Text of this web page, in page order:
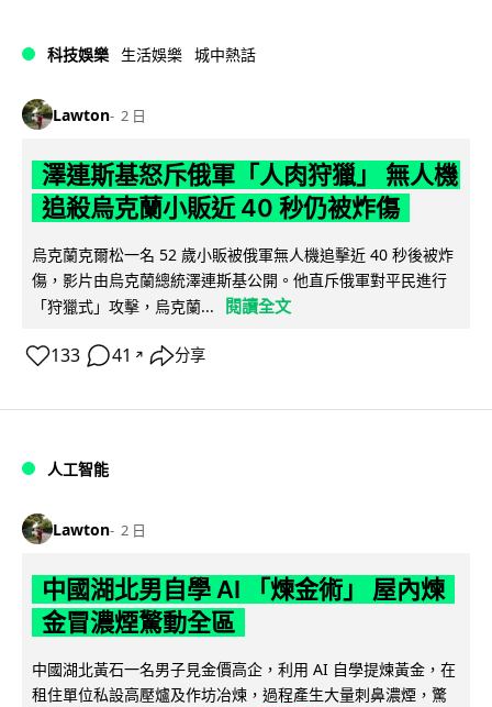
科技娛樂 生活娛樂 城中熱話
Lawton 2 日
澤連斯基怒斥俄軍「人肉狩獵」 無人機
追殺烏克蘭小販近 40 秒仍被炸傷
烏克蘭克爾松一名 52 歲小販被俄軍無人機追擊近 40 秒後被炸
傷，影片由烏克蘭總統澤連斯基公開。他直斥俄軍對平民進行
「狩獵式」攻擊，烏克蘭...
閱讀全文
133 41 ↗ 分享
人工智能
Lawton 2 日
中國湖北男自學 AI 「煉金術」 屋內煉
金冒濃煙驚動全區
中國湖北黃石一名男子見金價高企，利用 AI 自學提煉黃金，在
租住單位私設高壓爐及作坊冶煉，過程產生大量刺鼻濃煙，驚